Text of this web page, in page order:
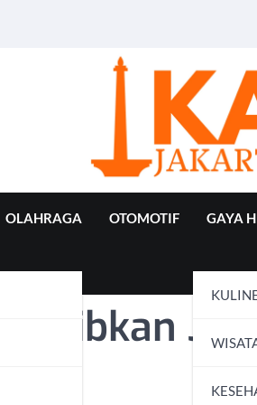
OLAHRAGA OTOMOTIF GAYA